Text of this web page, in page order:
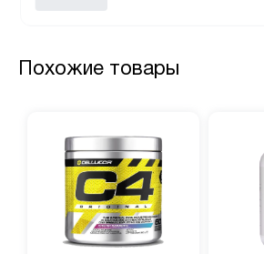
Похожие товары